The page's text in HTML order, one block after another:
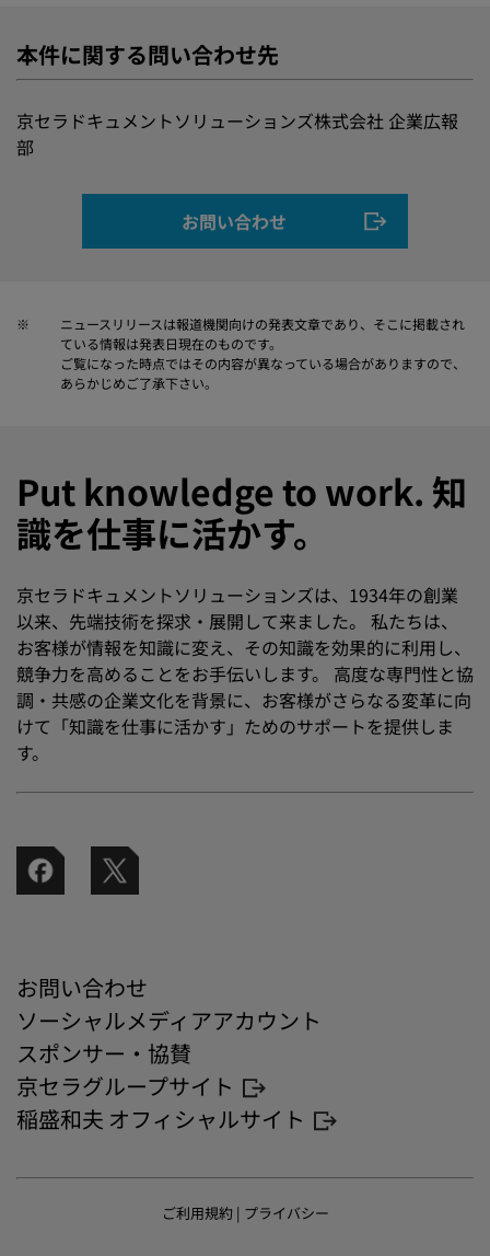
本件に関する問い合わせ先
京セラドキュメントソリューションズ株式会社 企業広報
部
お問い合わせ
※
ニュースリリースは報道機関向けの発表文章であり、そこに掲載され
ている情報は発表日現在のものです。
ご覧になった時点ではその内容が異なっている場合がありますので、
あらかじめご了承下さい。
Put knowledge to work. 知
識を仕事に活かす。
京セラドキュメントソリューションズは、1934年の創業
以来、先端技術を探求・展開して来ました。 私たちは、
お客様が情報を知識に変え、その知識を効果的に利用し、
競争力を高めることをお手伝いします。 高度な専門性と協
調・共感の企業文化を背景に、お客様がさらなる変革に向
けて「知識を仕事に活かす」ためのサポートを提供しま
す。
お問い合わせ
ソーシャルメディアアカウント
スポンサー・協賛
京セラグループサイト
稲盛和夫 オフィシャルサイト
ご利用規約 | プライバシー